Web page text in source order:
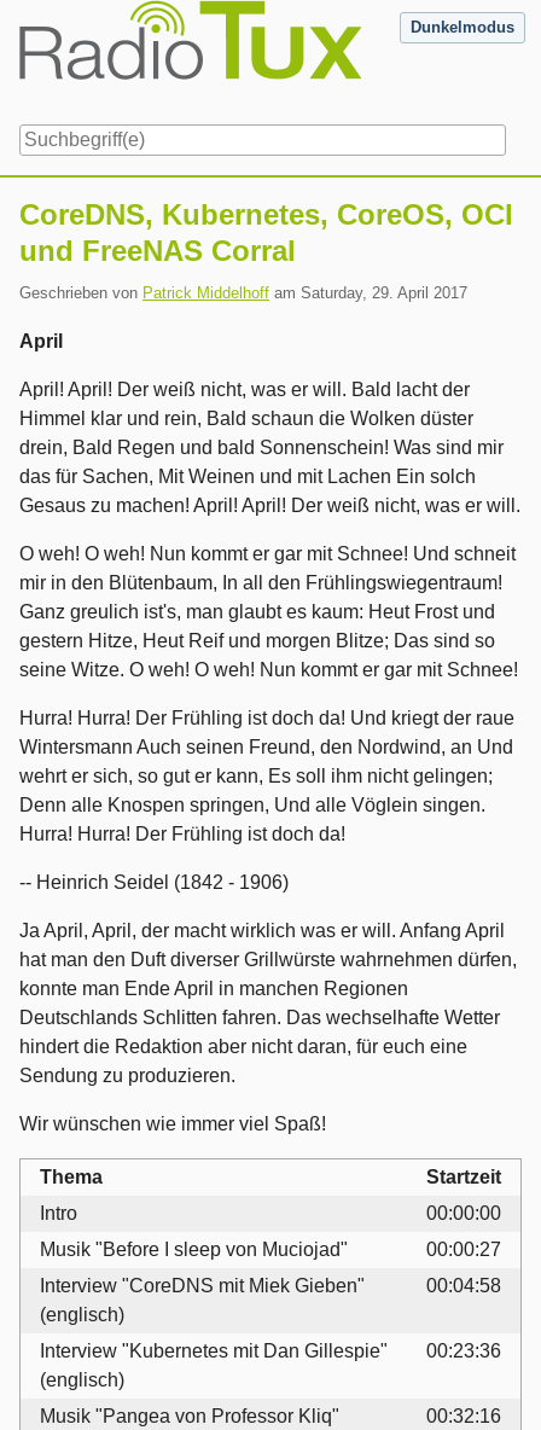
content
Dunkelmodus
CoreDNS, Kubernetes, CoreOS, OCI
und FreeNAS Corral
Geschrieben von Patrick Middelhoff am Saturday, 29. April 2017
April
April! April! Der weiß nicht, was er will. Bald lacht der
Himmel klar und rein, Bald schaun die Wolken düster
drein, Bald Regen und bald Sonnenschein! Was sind mir
das für Sachen, Mit Weinen und mit Lachen Ein solch
Gesaus zu machen! April! April! Der weiß nicht, was er will.
O weh! O weh! Nun kommt er gar mit Schnee! Und schneit
mir in den Blütenbaum, In all den Frühlingswiegentraum!
Ganz greulich ist's, man glaubt es kaum: Heut Frost und
gestern Hitze, Heut Reif und morgen Blitze; Das sind so
seine Witze. O weh! O weh! Nun kommt er gar mit Schnee!
Hurra! Hurra! Der Frühling ist doch da! Und kriegt der raue
Wintersmann Auch seinen Freund, den Nordwind, an Und
wehrt er sich, so gut er kann, Es soll ihm nicht gelingen;
Denn alle Knospen springen, Und alle Vöglein singen.
Hurra! Hurra! Der Frühling ist doch da!
-- Heinrich Seidel (1842 - 1906)
Ja April, April, der macht wirklich was er will. Anfang April
hat man den Duft diverser Grillwürste wahrnehmen dürfen,
konnte man Ende April in manchen Regionen
Deutschlands Schlitten fahren. Das wechselhafte Wetter
hindert die Redaktion aber nicht daran, für euch eine
Sendung zu produzieren.
Wir wünschen wie immer viel Spaß!
Thema
Startzeit
Intro
00:00:00
Musik "Before I sleep von Muciojad"
00:00:27
Interview "CoreDNS mit Miek Gieben"
(englisch)
00:04:58
Interview "Kubernetes mit Dan Gillespie"
(englisch)
00:23:36
Musik "Pangea von Professor Kliq"
00:32:16